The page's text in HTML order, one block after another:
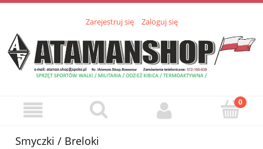
Zarejestruj się Zaloguj się
Smyczki / Breloki